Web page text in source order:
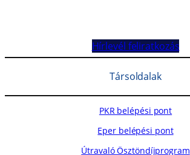
Hírlevél feliratkozás
Társoldalak
PKR belépési pont
Eper belépési pont
Útravaló Ösztöndíjprogram